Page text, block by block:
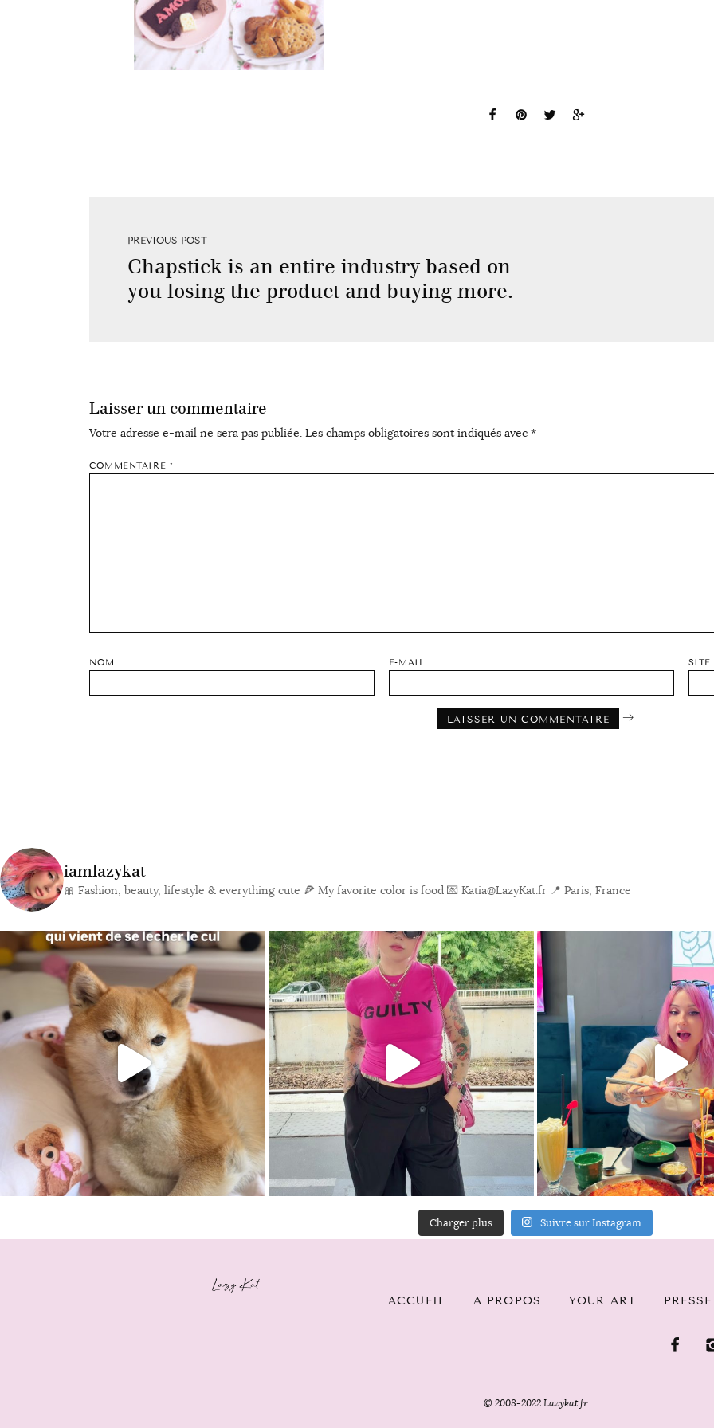
PREVIOUS POST
Chapstick is an entire industry based on
you losing the product and buying more.
Laisser un commentaire
Votre adresse e-mail ne sera pas publiée. Les champs obligatoires sont indiqués avec *
COMMENTAIRE *
NOM E-MAIL SITE
iamlazykat
🎀 Fashion, beauty, lifestyle & everything cute 🍕 My favorite color is food 💌 Katia@LazyKat.fr 📍 Paris, France
Charger plus Suivre sur Instagram
ACCUEIL A PROPOS YOUR ART PRESSE
© 2008-2022 Lazykat.fr